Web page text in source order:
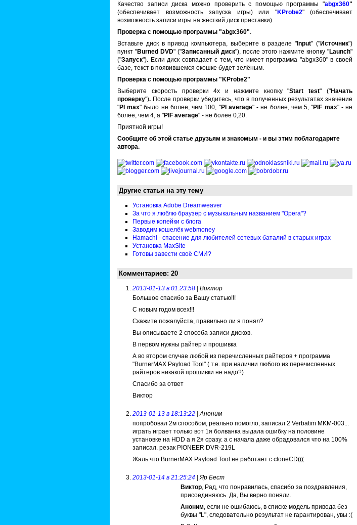
Качество записи диска можно проверить с помощью программы "abgx360"
(обеспечивает возможность запуска игры) или "KProbe2" (обеспечивает
возможность записи игры на жёсткий диск приставки).
Проверка с помощью программы "abgx360".
Вставьте диск в привод компьютера, выберите в разделе " Input" ("Источник")
пункт "Burned DVD" ("Записанный диск"), после этого нажмите кнопку "Launch"
("Запуск"). Если диск совпадает с тем, что имеет программа "abgx360" в своей
базе, текст в появившемся окошке будет зелёным.
Проверка с помощью программы "KProbe2"
Выберите скорость проверки 4х и нажмите кнопку "Start test" ("Начать
проверку"). После проверки убедитесь, что в полученных результатах значение
"PI max" было не более, чем 100, "PI average" - не более, чем 5, "PIF max" - не
более, чем 4, а "PIF average" - не более 0,20.
Приятной игры!
Сообщите об этой статье друзьям и знакомым - и вы этим поблагодарите
автора.
Другие статьи на эту тему
Установка Adobe Dreamweaver
За что я люблю браузер с музыкальным названием "Opera"?
Первые копейки с блога
Заводим кошелёк webmoney
Hamachi - спасение для любителей сетевых баталий в старых играх
Установка MaxSite
Готовы завести своё СМИ?
Комментариев: 20
2013-01-13 в 01:23:58 | Виктор
Большое спасибо за Вашу статью!!!
С новым годом всех!!!
Скажите пожалуйста, правильно ли я понял?
Вы описываете 2 способа записи дисков.
В первом нужны райтер и прошивка
А во втором случае любой из перечисленных райтеров + программа
"BurnerMAX Payload Tool" ( т.е. при наличии любого из перечисленных
райтеров никакой прошивки не надо?)
Спасибо за ответ
Виктор
2013-01-13 в 18:13:22 | Аноним
попробовал 2м способом, реально помогло, записал 2 Verbatim MKM-003...
играть играет только вот 1я болванка выдала ошибку на половине
установке на HDD а я 2я сразу. а с начала даже обрадовался что на 100%
записал. резак PIONEER DVR-219L
Жаль что BurnerMAX Payload Tool не работает с cloneCD(((
2013-01-14 в 21:25:24 | Яр Бест
Виктор, Рад, что понравилась, спасибо за поздравления,
присоединяюсь. Да, Вы верно поняли.
Аноним, если не ошибаюсь, в списке модель привода без
буквы "L", следовательно результат не гарантирован, увы :(